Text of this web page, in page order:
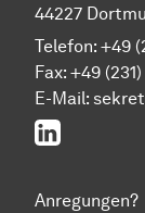
44227
Telefon: +49
Fax: +49
E-Mail:
LinkedIn
Anregungen?